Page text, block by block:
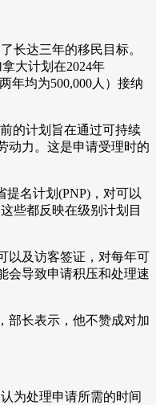
长达三年的移民目标。
大计划在2024年
年均为500,000人）接纳
的计划旨在通过可持续
动力。这是申请受理时的
提名计划(PNP)，对可以
些都反映在级别计划目
以及访客签证，对每年可
会导致申请积压和处理速
部长表示，他不赞成对加
为处理申请所需的时间